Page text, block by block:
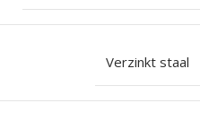
Verzinkt staal